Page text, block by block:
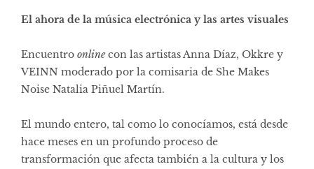
El ahora de la música electrónica y las artes visuales
Encuentro onlinecon las artistas Anna Díaz, Okkre y
VEINN moderado por la comisaria de She Makes
Noise Natalia Piñuel Martín.
El mundo entero, tal como lo conocíamos, está desde
hace meses en un profundo proceso de
transformación que afecta también a la cultura y los